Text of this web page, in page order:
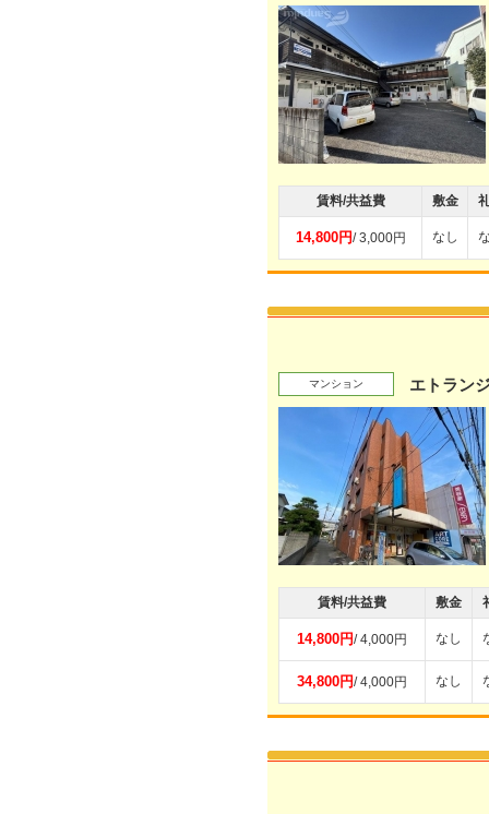
賃料/共益費 敷金
14,800円/ 3,000円 なし
マンション エトラン
賃料/共益費 敷金
14,800円/ 4,000円 なし
34,800円/ 4,000円 なし